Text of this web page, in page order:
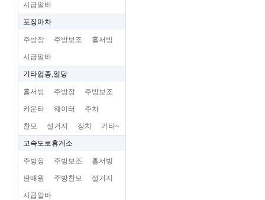
시급알바
포장마차
주방장 주방보조 홀서빙
시급알바
기타업종,일당
홀서빙 주방장 주방보조
카운타 웨이터 주차
찬모 설거지 장치 기타~
고속도로휴게소
주방장 주방보조 홀서빙
판매원 주방찬모 설거지
시급알바